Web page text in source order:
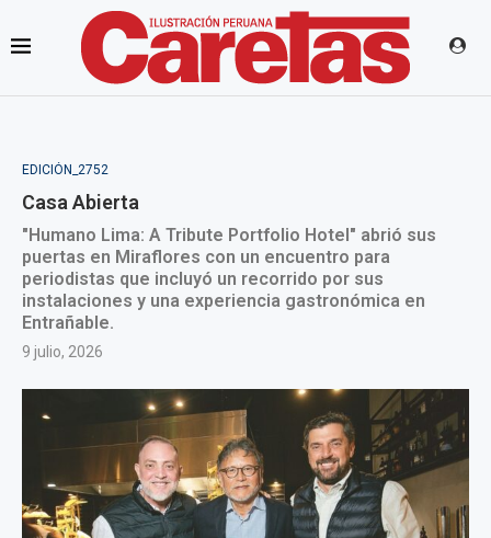
EDICIÓN_2752
Casa Abierta
"Humano Lima: A Tribute Portfolio Hotel" abrió sus
puertas en Miraflores con un encuentro para
periodistas que incluyó un recorrido por sus
instalaciones y una experiencia gastronómica en
Entrañable.
9 julio, 2026